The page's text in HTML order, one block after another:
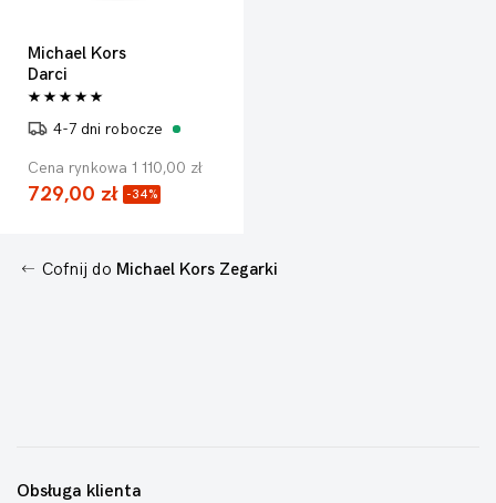
Michael Kors
Darci
4-7 dni robocze
Cena rynkowa 1 110,00 zł
729,00 zł -34%
Cofnij do Michael Kors Zegarki
Obsługa klienta